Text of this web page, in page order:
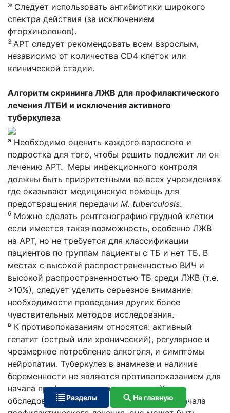
ж Следует использовать антибиотики широкого
спектра действия (за исключением
фторхинолонов).
З АРТ следует рекомендовать всем взрослым,
независимо от количества CD4 клеток или
клинической стадии.
Алгоритм скрининга ЛЖВ для профилактического
лечения ЛТБИ и исключения активного
туберкулеза
а Необходимо оценить каждого взрослого и
подростка для того, чтобы решить подлежит ли он
лечению АРТ. Меры инфекционного контроля
должны быть приоритетными во всех учреждениях
где оказывают медицинскую помощь для
предотвращения передачи M. tuberculosis.
б Можно сделать рентгенографию грудной клетки
если имеется такая возможность, особенно ЛЖВ
на АРТ, но не требуется для классификации
пациентов по группам пациенты с ТБ и нет ТБ. В
местах с высокой распространенностью ВИЧ и
высокой распространенностью ТБ среди ЛЖВ (т.е.
>10%), следует уделить серьезное внимание
необходимости проведения других более
чувствительных методов исследования.
в К противопоказаниям относятся: активный
гепатит (острый или хронический), регулярное и
чрезмерное потребление алкоголя, и симптомы
нейропатии. Туберкулез в анамнезе и наличие
беременности не являются противопоказанием для
начала профилактического лечения. Хотя
обследование на ЛТБИ не требуется для начала
Разделы На главную